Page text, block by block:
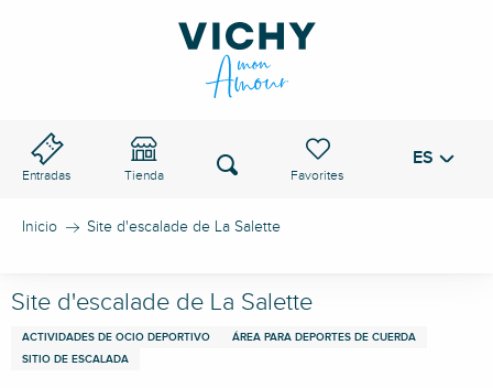
Entradas Tienda
Voir les favoris
Buscar ES
Inicio Site d'escalade de La Salette
Site d'escalade de La Salette
ACTIVIDADES DE OCIO DEPORTIVO
ÁREA PARA DEPORTES DE CUERDA
SITIO DE ESCALADA